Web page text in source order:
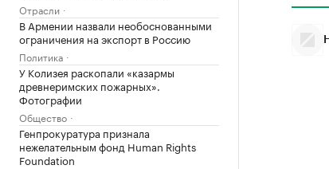
Отрасли
В Армении назвали необоснованными
ограничения на экспорт в Россию
Политика
У Колизея раскопали «казармы
древнеримских пожарных».
Фотографии
Общество
Генпрокуратура признала
нежелательным фонд Human Rights
Foundation